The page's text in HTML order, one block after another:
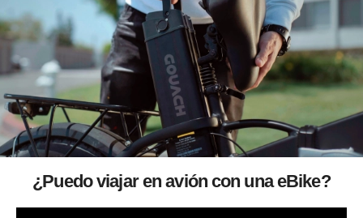
¿Puedo viajar en avión con una eBike?